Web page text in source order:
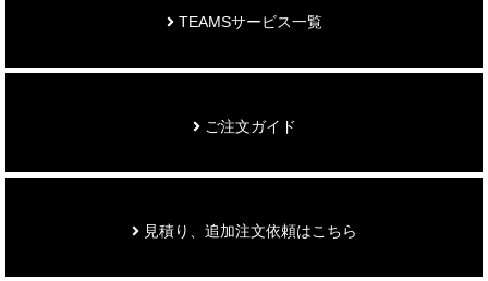
TEAMSサービス一覧
ご注文ガイド
見積り、追加注文依頼はこちら